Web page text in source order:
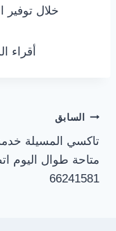
خلال توفير
أقراء
تصفّح
المقالات
السابق
تاكسي المسيلة
متاحة طوال اليوم
66241581